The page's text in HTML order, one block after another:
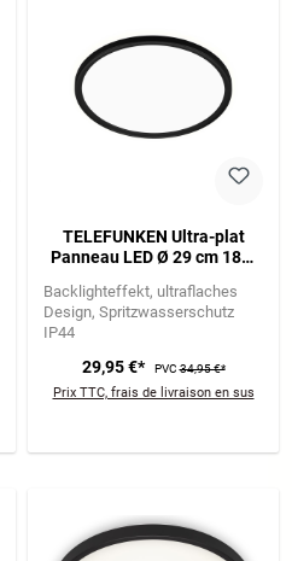
TELEFUNKEN Ultra-plat
Panneau LED Ø 29 cm 18W
Backlighteffekt ultraflaches
Design Spritzwasserschutz
IP44
29,95 €* PVC34,95 €*
Prix TTC, frais de livraison en sus